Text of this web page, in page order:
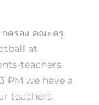
ครอง คณะครู
at
teachers
PM we have a
teachers,